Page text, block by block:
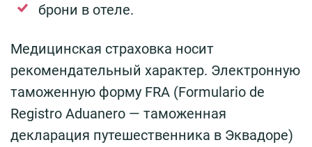
брони в отеле.
Медицинская страховка носит
рекомендательный характер. Электронную
таможенную форму FRA (Formulario de
Registro Aduanero — таможенная
декларация путешественника в Эквадоре)